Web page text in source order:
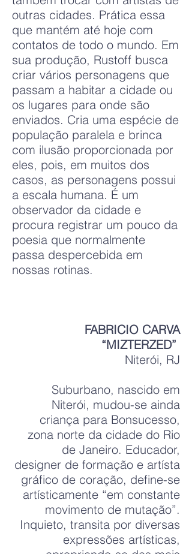
outras cidades. Prática essa
que mantém até hoje com
contatos de todo o mundo. Em
sua produção, Rustoff busca
criar vários personagens que
passam a habitar a cidade ou
os lugares para onde são
enviados. Cria uma espécie de
população paralela e brinca
com ilusão proporcionada por
eles, pois, em muitos dos
casos, as personagens possui
a escala humana. É um
observador da cidade e
procura registrar um pouco da
poesia que normalmente
passa despercebida em
nossas rotinas.
FABRICIO CARVA
“MIZTERZED”
Niterói, RJ
Suburbano, nascido em
Niterói, mudou-se ainda
criança para Bonsucesso,
zona norte da cidade do Rio
de Janeiro. Educador,
designer de formação e artísta
gráfico de coração, define-se
artísticamente “em constante
movimento de mutação”.
Inquieto, transita por diversas
expressões artísticas,